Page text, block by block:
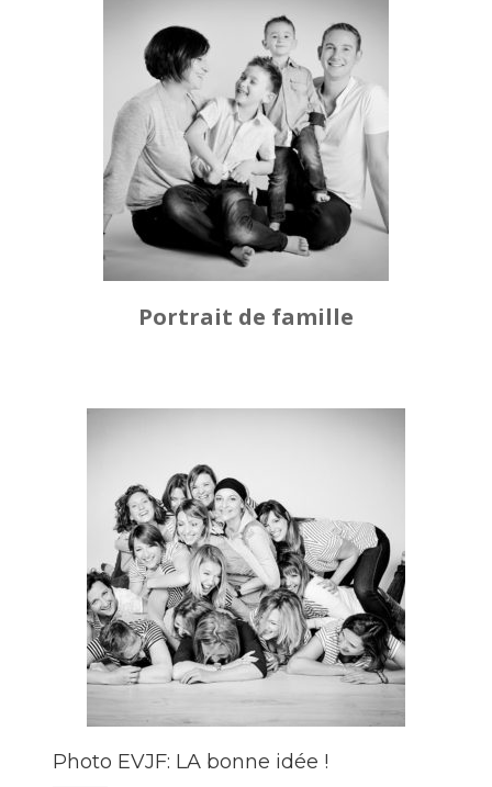
Portrait de famille
Photo EVJF: LA bonne idée !